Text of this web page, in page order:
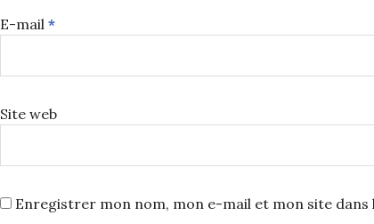
E-mail *
Site web
Enregistrer mon nom, mon e-mail et mon site